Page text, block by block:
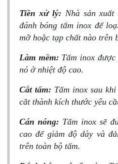
Tiền xử lý: Nhà sản
đánh bóng tấm inox để
mỡ hoặc tạp chất nào trên
Làm mềm: Tấm inox được
nó ở nhiệt độ cao.
Cắt tấm: Tấm inox sau
cắt thành kích thước yêu
Cán nóng: Tấm inox sẽ
cao để giảm độ dày và
trên toàn bộ tấm.